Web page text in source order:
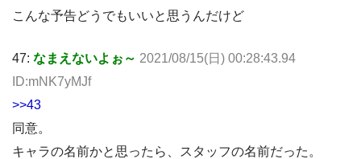
こんな予告どうでもいいと思うんだけど
47: なまえないよぉ～ 2021/08/15(日) 00:28:43.94
ID:mNK7yMJf
>>43
同意。
キャラの名前かと思ったら、スタッフの名前だった。